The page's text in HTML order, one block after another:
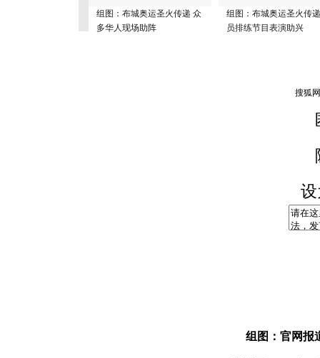
组图：布城奥运圣火传递 众
多华人现场助阵
组图：布城奥运圣火传
员排练节目表演助兴
组图：官网报